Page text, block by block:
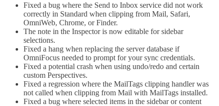
Fixed a bug where the Send to Inbox service did not work
correctly in Standard when clipping from Mail, Safari,
OmniWeb, Chrome, or Finder.
The note in the Inspector is now editable for sidebar
selections.
Fixed a hang when replacing the server database if
OmniFocus needed to prompt for your sync credentials.
Fixed a potential crash when using undo/redo and certain
custom Perspectives.
Fixed a regression where the MailTags clipping handler was
not called when clipping from Mail with MailTags installed.
Fixed a bug where selected items in the sidebar or content